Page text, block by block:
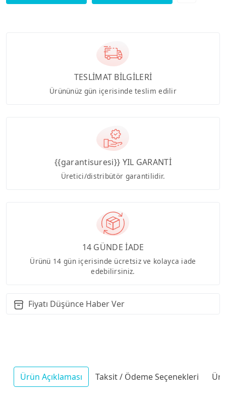
TESLİMAT BİLGİLERİ
Ürününüz gün içerisinde teslim edilir
{{garantisuresi}} YIL GARANTİ
Üretici/distribütör garantilidir.
14 GÜNDE İADE
Ürünü 14 gün içerisinde ücretsiz ve kolayca iade
edebilirsiniz.
Fiyatı Düşünce Haber Ver
Ürün Açıklaması Taksit / Ödeme Seçenekleri